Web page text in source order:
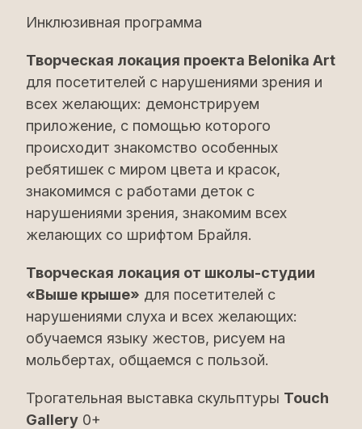
Инклюзивная программа
Творческая локация проекта Belonika Art
для посетителей с нарушениями зрения и
всех желающих: демонстрируем
приложение, с помощью которого
происходит знакомство особенных
ребятишек с миром цвета и красок,
знакомимся с работами деток с
нарушениями зрения, знакомим всех
желающих со шрифтом Брайля.
Творческая локация от школы-студии
«Выше крыше» для посетителей с
нарушениями слуха и всех желающих:
обучаемся языку жестов, рисуем на
мольбертах, общаемся с пользой.
Трогательная выставка скульптуры Touch
Gallery 0+